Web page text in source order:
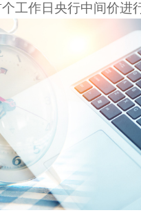
工作日央行中间价进